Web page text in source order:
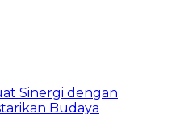
Sinergi dengan
Budaya